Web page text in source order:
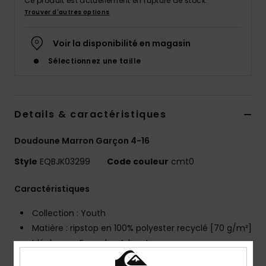
Trouver d'autres options
Voir la disponibilité en magasin
Sélectionnez une taille
Details & caractéristiques
Doudoune Marron Garçon 4-16
Style EQBJK03299 Code couleur cmt0
Caractéristiques
Collection : Youth
Matière : ripstop en 100% polyester recyclé [70 g/m²]
Idéal pour : Everyday Adventure
Avantages : La technologie Quiksilver DryFlight® vous